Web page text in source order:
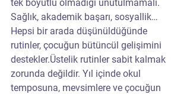
tek boyutlu olmadığı unutulmamalı.
Sağlık, akademik başarı, sosyallik…
Hepsi bir arada düşünüldüğünde
rutinler, çocuğun bütüncül gelişimini
destekler.Üstelik rutinler sabit kalmak
zorunda değildir. Yıl içinde okul
temposuna, mevsimlere ve çocuğun